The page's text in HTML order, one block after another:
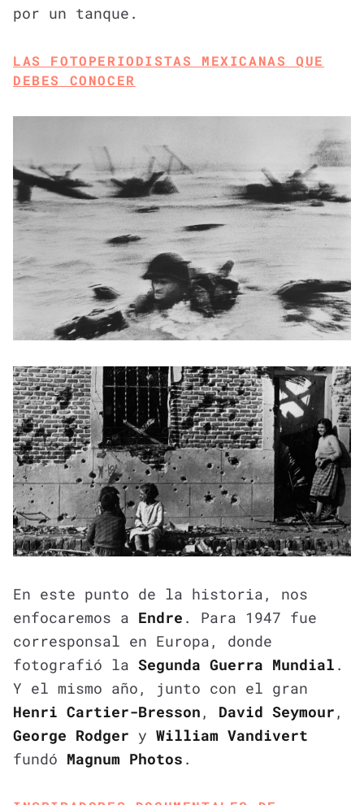
por un tanque.
LAS FOTOPERIODISTAS MEXICANAS QUE
DEBES CONOCER
En este punto de la historia, nos
enfocaremos a Endre . Para 1947 fue
corresponsal en Europa, donde
fotografió la Segunda Guerra Mundial .
Y el mismo año, junto con el gran
Henri Cartier-Bresson , David Seymour ,
George Rodger y William Vandivert
fundó Magnum Photos .